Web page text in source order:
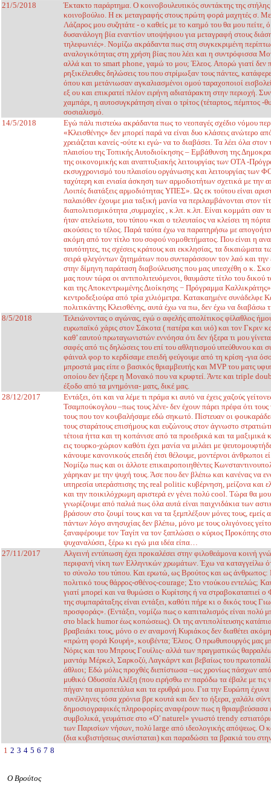
21/5/2018
Έκτακτο παράρτημα. Ο κοινοβουλευτικός συντάκτης της
κοινοβούλιο. Η εκ μεταγραφής στους πρώτη φορά μαχητές σ.
Λάζαρος μου συζητάτε - ο καθείς με το καημό του θα μου
δυσανάλογη βία εναντίον υποψήφιου για μεταγραφή στους
τηλεφωνιές». Νομίζω ακράδαντα πως στη συγκεκριμένη
αναλογικότητας στη χρήση βίας που λέει και η συντρόφισσα
αλλά και το smart phone, γαμώ το μου; Έλεος. Απορώ γιατί δεν
ρηξικέλευθες δηλώσεις του που στρίμωξαν τους πάντες,
όπου και μετάνιωσαν αγκαλιασμένοι ομού ταραχοποιοί
εξ ου και επικρατεί πλέον ειρήνη αδιατάρακτη στην περιοχή.
χαμπάρι, η αυτοσυγκράτηση είναι ο τρίτος (τέταρτος, πέμπτος
σοσιαλισμό.
14/5/2018
Εγώ πάλι πιστεύω ακράδαντα πως το νεοπαγές σχέδιο νόμου
«Κλεισθένης» δεν μπορεί παρά να είναι δυο κλάσεις ανώτερο
χρειάζεται κανείς -ούτε κι εγώ- να το διαβάσει. Τα λέει όλα
πλαισίου της Τοπικής Αυτοδιοίκησης – Εμβάθυνση της
της οικονομικής και αναπτυξιακής λειτουργίας των ΟΤΑ -
εκσυγχρονισμό του πλαισίου οργάνωσης και λειτουργίας των
ταχύτερη και ενιαία άσκηση των αρμοδιοτήτων σχετικά με την
Λοιπές διατάξεις αρμοδιότητας ΥΠΕΣ». Ως εκ τούτου είναι
παλαιόθεν έχουμε μια ταξική μανία να περιλαμβάνονται στον
διαπολιτισμικότητα ,συμμαχίες , κ.λπ. κ.λπ. Είναι κομμάτι
ήταν ατελείωτα, του τύπου «και ο τελευταίος να κλείσει τη
ακούσεις το τέλος. Παρά ταύτα έχω να παρατηρήσω με
ακόμη από τον τίτλο του σοφού νομοθετήματος. Που είναι η
ταυτότητες, τις σχέσεις κράτους και εκκλησίας, τα
σειρά φλεγόντων ζητημάτων που συνταράσσουν τον λαό και
στην δίμηνη παράταση διαβούλευσης που μας υπεσχέθη ο κ.
μας πουν τώρα οι αντιπολιτευόμενοι, θαυμάστε τίτλο του
και της Αποκεντρωμένης Διοίκησης − Πρόγραμμα Καλλικράτης»
κεντροδεξιούρα από τρία χιλιόμετρα. Κατακαημένε
πολιτικάντης Κλεισθένης, αυτά έχω να πω, δεν έχω να διαβάσω
8/5/2018
Τελειώνοντας ο αγώνας, εγώ ο αφελής απολίτικος φίλαθλος
ευρωπαϊκό χάρις στον Σάκοτα ( πατέρα και υιό) και τον Γκριν
καθ’ εαυτού πρωταγωνιστών εννόησα ότι δεν ήξερα τι μου
σαφές από τις δηλώσεις του επί του αθλητισμού υπεύθυνου και
φάιναλ φορ το κερδίσαμε επειδή φεύγουμε από τη κρίση -για
μπροστά μας είπε ο βασικός θριαμβευτής και MVP του ματς
οποίου δεν ήξερε η Μονακό που να κρυφτεί. Άντε και triple
έξοδο από τα μνημόνια- ματς, δικέ μας.
28/12/2017
Εντάξει, ότι και να λέμε τι πράμα κι αυτό να έχεις χαζούς
Τσαμπούκογλου –πως τους λένε- δεν έχουν πάρει πρέφα ότι
τους που τον κουβαλήσαμε εδώ σηκωτό. Πίστευαν οι
τους σταράτους επισήμους και ευζώνους στον άγνωστο
τέτοια ήττα και τη κοπάνισε από τα προεδρικά και τα
εις τουρκο-χώριον καθότι έχει μανία να μιλάει με
κάνουμε κανονικούς επειδή έτσι θέλουμε, μοντέρνοι άνθρωποι
Νομίζω πως και οι άλλοτε επικαιροποιηθέντες
χάρηκαν με την ψυχή τους. Άσε που δεν βλέπω και κανένας να
υπηρεσία υπεράσπισης της real politic κυβέρνηση, μείζονα και
και την ποικιλόχρωμη αριστερά εν γένει πολύ cool. Τώρα θα μου
γνωρίζουμε από παλιά πως όλα αυτά είναι παιχνιδάκια των
βράσουν στο ζουμί τους και να τα ξεμπλέξουν μόνες τους,
πάντων λόγο ανησυχίας δεν βλέπω, μόνο με τους ολιγόνοες
ξαναφέρουμε τον Ταγίπ να τον ξαπλώσει ο κύριος Προκόπης
ψυχαναλύσει, ξέρω κι εγώ μια ιδέα είπα…
27/11/2017
Αλγεινή εντύπωση έχει προκαλέσει στην φιλοθεάμονα κοινή
περιφανή νίκη των Ελληνικών χρωμάτων. Έχω να καταγγείλω
το σύνολο του τύπου. Και ερωτώ, ως Βρούτος και ως άνθρωπος:
πολιτικό τους θάρρος-σθένος-courage; Στο ντούκου εντελώς;
γιατί μπορεί και να θυμώσει ο Κυρίτσης ή να στραβοκαταπιεί
της συμπαράταξης είναι εντάξει, καθότι πήρε κι ο δικός τους
προσφοράς». (Εντάξει, νομίζω πως ο καπιταλισμός είναι πολύ
στο black humor έως κοπώσεως). Οι της αντιπολίτευσης
βραβειάκι τους, μόνο ο εν αναμονή Κυριάκος δεν διαθέτει
«πρώτη φορά Κουρή», κουβέντα; Έλεος. Ο πρωθυπουργός μας
Νόρις και του Μπρους Γουίλις- αλλά των πραγματικώς
μαντάμ Μέρκελ, Σαρκοζύ, Λαγκάρντ και βεβαίως του
άθλιοι; Εδώ μόλις προχθές διεπίστωσα –ως χρονίως πάσχων
μυθικό Οδυσσέα Αλέξη (που ειρήσθω εν παρόδω τα έβαλε με τις
πήγαν τα αιμοπετάλια και τα ερυθρά μου. Για την Ευρώπη
συνέλληνες τόσα χρόνια βρε κουτά και δεν το ήξερα, χαλάλι
δημοσιογραφικές πληροφορίες αναφέρουν πως η
συμβολικά, γευμάτισε στο «O’ naturel» γνωστό trendy
των Παρισίων νήσων, πολύ large από ιδεολογικής απόψεως. Ο
(δια κυβιστήσεως συνίσταται) και παραδώσει τα βρακιά του
1 2 3 4 5 6 7 8
Ο Βρούτος